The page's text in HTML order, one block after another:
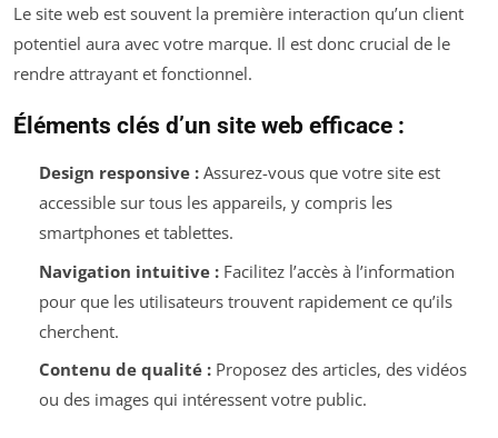
Le site web est souvent la première interaction qu’un client
potentiel aura avec votre marque. Il est donc crucial de le
rendre attrayant et fonctionnel.
Éléments clés d’un site web efficace :
Design responsive :Assurez-vous que votre site est
accessible sur tous les appareils, y compris les
smartphones et tablettes.
Navigation intuitive :Facilitez l’accès à l’information
pour que les utilisateurs trouvent rapidement ce qu’ils
cherchent.
Contenu de qualité :Proposez des articles, des vidéos
ou des images qui intéressent votre public.